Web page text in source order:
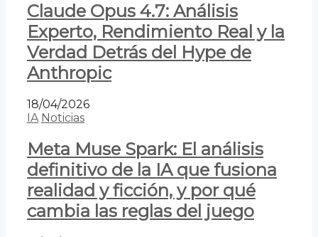
Claude Opus 4.7: Análisis
Experto, Rendimiento Real y la
Verdad Detrás del Hype de
Anthropic
18/04/2026
IA Noticias
Meta Muse Spark: El análisis
definitivo de la IA que fusiona
realidad y ficción, y por qué
cambia las reglas del juego